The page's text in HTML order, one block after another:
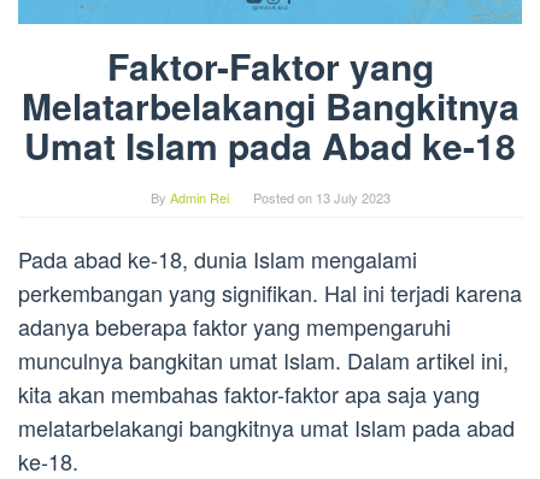
Faktor-Faktor yang
Melatarbelakangi Bangkitnya
Umat Islam pada Abad ke-18
By Admin Rei Posted on 13 July 2023
Pada abad ke-18, dunia Islam mengalami
perkembangan yang signifikan. Hal ini terjadi karena
adanya beberapa faktor yang mempengaruhi
munculnya bangkitan umat Islam. Dalam artikel ini,
kita akan membahas faktor-faktor apa saja yang
melatarbelakangi bangkitnya umat Islam pada abad
ke-18.